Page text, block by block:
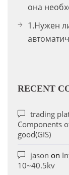
она
1.Нужен
RECENT
trading
Components
good(GIS)
jason on
10~40.5kv